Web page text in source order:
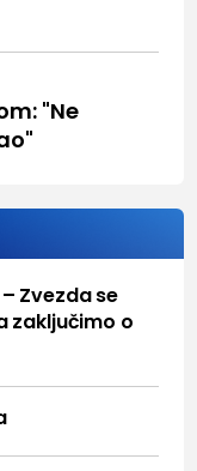
"Ne
Zvezda se
zaključimo o